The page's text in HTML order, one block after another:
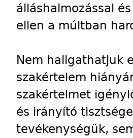
álláshalmozással
ellen a múltban
Nem hallgathatjuk
szakértelem
szakértelmet
és irányító
tevékenységük,